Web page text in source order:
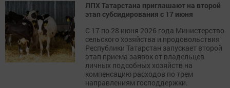
ЛПХ Татарстана приглашают на второй
этап субсидирования с 17 июня
С 17 по 28 июня 2026 года Министерство
сельского хозяйства и продовольствия
Республики Татарстан запускает второй
этап приема заявок от владельцев
личных подсобных хозяйств на
компенсацию расходов по трем
направлениям господдержки.